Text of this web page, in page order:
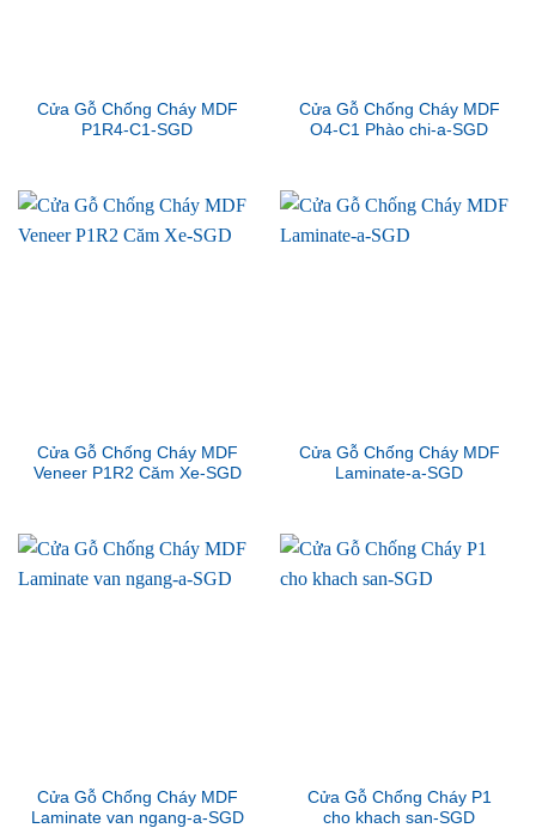
Cửa Gỗ Chống Cháy MDF
P1R4-C1-SGD
Cửa Gỗ Chống Cháy MDF
O4-C1 Phào chi-a-SGD
Cửa Gỗ Chống Cháy MDF
Veneer P1R2 Căm Xe-SGD
Cửa Gỗ Chống Cháy MDF
Laminate-a-SGD
Cửa Gỗ Chống Cháy MDF
Laminate van ngang-a-SGD
Cửa Gỗ Chống Cháy P1
cho khach san-SGD